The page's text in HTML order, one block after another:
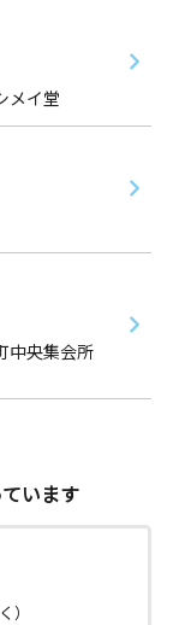
メイ堂
中央集会所
います
）